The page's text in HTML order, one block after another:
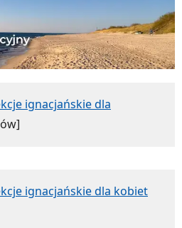
ignacjańskie dla
ignacjańskie dla kobiet